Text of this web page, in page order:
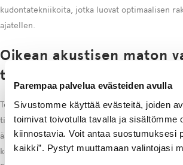
Parempaa palvelua evästeiden avulla
Sivustomme käyttää evästeitä, joiden
toimivat toivotulla tavalla ja sisältömme
kiinnostavia. Voit antaa suostumuksesi
kaikki”. Pystyt muuttamaan valintojasi
kudontatekniikoita, jotka luovat optimaalisen
ajatellen.
Oikean akustisen maton
toimistoon
Toimiston akustisen maton valinnassa tärkein
tiheys ja paksuus. Villamatot tarjoavat
äänenvaimennuksen luonnollisten kuitujensa
kestävä materiaali, joka soveltuu hyvin kovan